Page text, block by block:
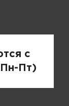
с
Пт)